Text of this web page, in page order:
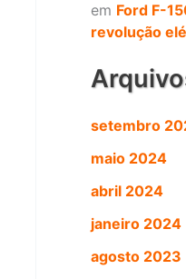
em Ford F-
revolução
setembro
maio 2024
abril 2024
janeiro 2024
agosto 2023